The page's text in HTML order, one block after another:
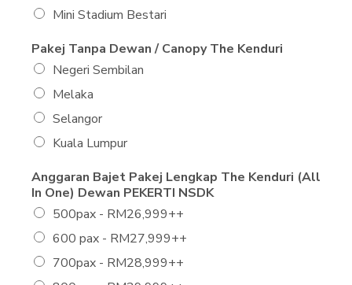
Mini Stadium Bestari
Pakej Tanpa Dewan / Canopy The Kenduri
Negeri Sembilan
Melaka
Selangor
Kuala Lumpur
Anggaran Bajet Pakej Lengkap The Kenduri (All
In One) Dewan PEKERTI NSDK
500pax - RM26,999++
600 pax - RM27,999++
700pax - RM28,999++